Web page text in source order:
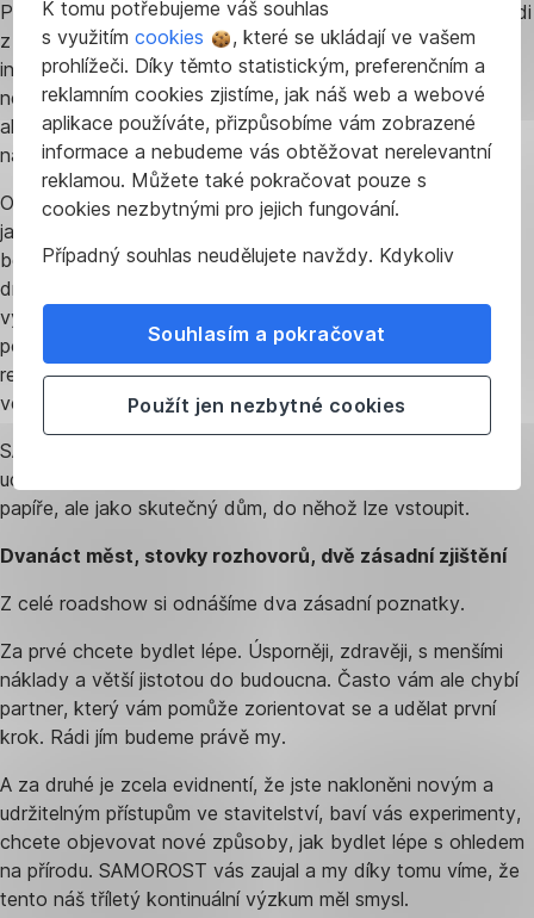
Pardubic a Prahy zavítal i fyzicky. Byl lákadlem nejen pro lidi
z oboru, tedy stavitele a architekty, ale také pro nadšence
inovací a udržitelného přístupu ke světu, i pro lidi zcela
nezasvěcené. Okouzlil svým tvarem, nápaditým interiérem,
ale hlavně materiálem, ze kterého je vyroben. A to byl také
náš cíl, seznámit širokou veřejnost s mykokompozitem.
Otázka „opravdu je to z hub“ zaznívala pokaždé. Stejně
jako zvědavost, jestli takový materiál vydrží, jestli je
bezpečný, zda mu škodí vlhkost a jestli má šanci nahradit
dnes běžně používaný polystyren. Odpovídali jsme fakty,
výsledky testování i zkušenostmi z vývoje. Z vašich
pozitivních reakcí máme dojem, že se nám podařilo nastínit
reálnou budoucnost bydlení, která měla na první pohled
velmi blízko sci-fi.
SAMOROST vám ukázal budoucnost bydlení, které je
udržitelné, funkční a zároveň lidské. Ne jako koncept na
papíře, ale jako skutečný dům, do něhož lze vstoupit.
Dvanáct měst, stovky rozhovorů, dvě zásadní zjištění
Z celé roadshow si odnášíme dva zásadní poznatky.
Za prvé chcete bydlet lépe. Úsporněji, zdravěji, s menšími
náklady a větší jistotou do budoucna. Často vám ale chybí
partner, který vám pomůže zorientovat se a udělat první
krok. Rádi jím budeme právě my.
A za druhé je zcela evidnentí, že jste nakloněni novým a
udržitelným přístupům ve stavitelství, baví vás experimenty,
chcete objevovat nové způsoby, jak bydlet lépe s ohledem
na přírodu. SAMOROST vás zaujal a my díky tomu víme, že
tento náš tříletý kontinuální výzkum měl smysl.
K tomu potřebujeme váš souhlas
s využitím cookies
, které se ukládají ve vašem
prohlížeči. Díky těmto statistickým, preferenčním a
reklamním cookies zjistíme, jak náš web a webové
aplikace používáte, přizpůsobíme vám zobrazené
informace a nebudeme vás obtěžovat nerelevantní
reklamou. Můžete také pokračovat pouze s
cookies nezbytnými pro jejich fungování.
Případný souhlas neudělujete navždy. Kdykoliv
nastavení
Souhlasím a pokračovat
Použít jen nezbytné cookies